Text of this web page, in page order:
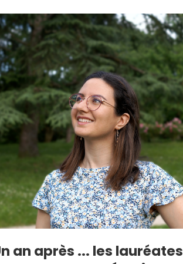
an après ... les lauréates